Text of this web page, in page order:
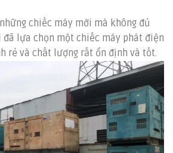
chiếc máy mới mà không đủ
lựa chọn một chiếc máy phát điện
rẻ và chất lượng rất ổn định và tốt.